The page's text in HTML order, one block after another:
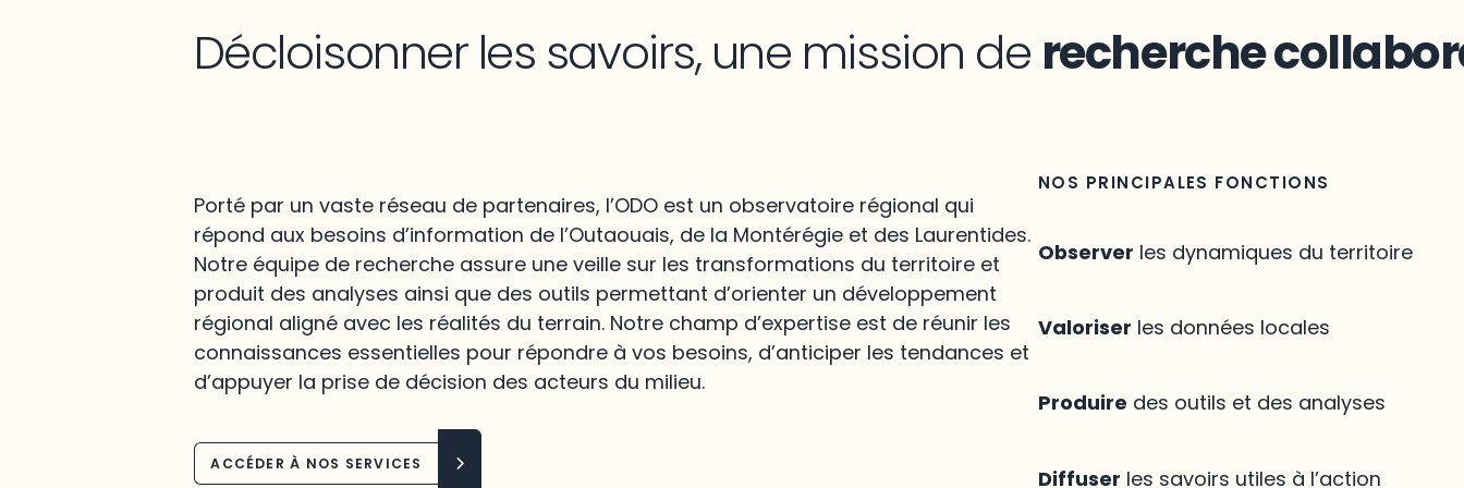
Décloisonner les savoirs, une mission de recherche
Porté par un vaste réseau de partenaires, l’ODO est un observatoire régional qui
répond aux besoins d’information de l’Outaouais, de la Montérégie et des Laurentides.
Notre équipe de recherche assure une veille sur les transformations du territoire et
produit des analyses ainsi que des outils permettant d’orienter un développement
régional aligné avec les réalités du terrain. Notre champ d’expertise est de réunir les
connaissances essentielles pour répondre à vos besoins, d’anticiper les tendances et
d’appuyer la prise de décision des acteurs du milieu.
ACCÉDER À NOS SERVICES
NOS PRINCIPALES FONCTIONS
Observer les dynamiques du territoire
Valoriser les données locales
Produire des outils et des analyses
Diffuser les savoirs utiles à l’action